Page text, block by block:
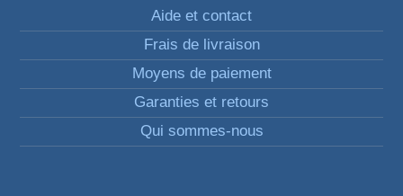
Aide et contact
Frais de livraison
Moyens de paiement
Garanties et retours
Qui sommes-nous